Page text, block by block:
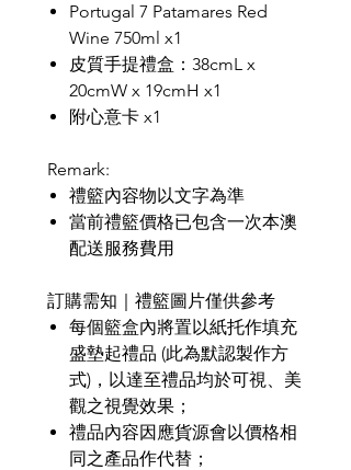
Portugal 7 Patamares Red
Wine 750ml x1
皮質手提禮盒：38cmL x
20cmW x 19cmH x1
附心意卡 x1
Remark:
禮籃內容物以文字為準
當前禮籃價格已包含一次本澳
配送服務費用
訂購需知｜禮籃圖片僅供參考
每個籃盒內將置以紙托作填充
盛墊起禮品 (此為默認製作方
式) ，以達至禮品均於可視、美
觀之視覺效果；
禮品內容因應貨源會以價格相
同之產品作代替；